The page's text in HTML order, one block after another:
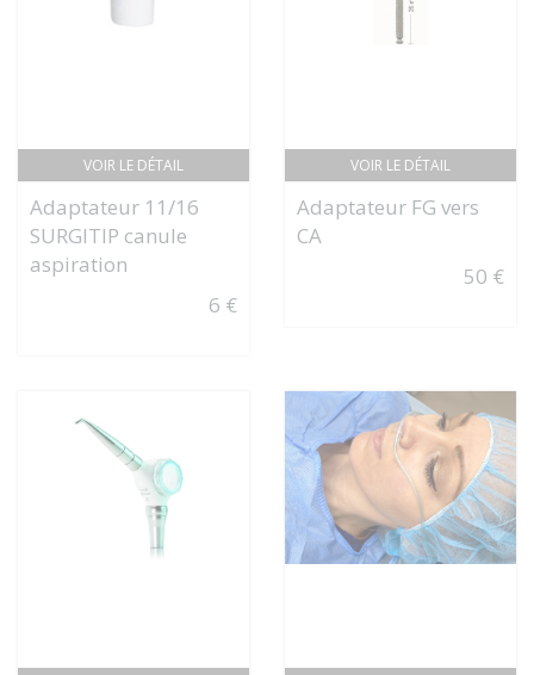
VOIR LE DÉTAIL
Adaptateur 11/16
SURGITIP canule
aspiration
6 €
VOIR LE DÉTAIL
Adaptateur FG vers
CA
50 €